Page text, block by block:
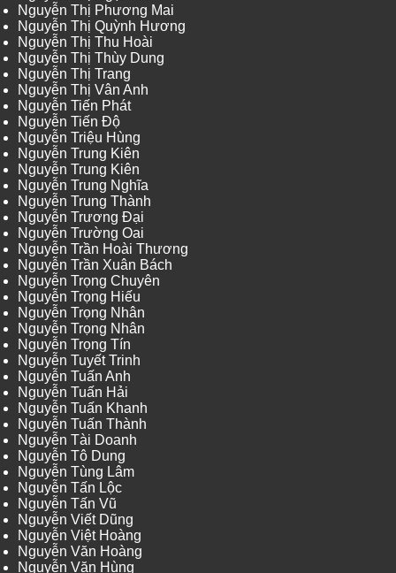
Nguyễn Thị Phương Mai
Nguyễn Thị Quỳnh Hương
Nguyễn Thị Thu Hoài
Nguyễn Thị Thùy Dung
Nguyễn Thị Trang
Nguyễn Thị Vân Anh
Nguyễn Tiến Phát
Nguyễn Tiến Độ
Nguyễn Triệu Hùng
Nguyễn Trung Kiên
Nguyễn Trung Kiên
Nguyễn Trung Nghĩa
Nguyễn Trung Thành
Nguyễn Trương Đại
Nguyễn Trường Oai
Nguyễn Trần Hoài Thương
Nguyễn Trần Xuân Bách
Nguyễn Trọng Chuyên
Nguyễn Trọng Hiếu
Nguyễn Trọng Nhân
Nguyễn Trọng Nhân
Nguyễn Trọng Tín
Nguyễn Tuyết Trinh
Nguyễn Tuấn Anh
Nguyễn Tuấn Hải
Nguyễn Tuấn Khanh
Nguyễn Tuấn Thành
Nguyễn Tài Doanh
Nguyễn Tô Dung
Nguyễn Tùng Lâm
Nguyễn Tấn Lộc
Nguyễn Tấn Vũ
Nguyễn Viết Dũng
Nguyễn Việt Hoàng
Nguyễn Văn Hoàng
Nguyễn Văn Hùng